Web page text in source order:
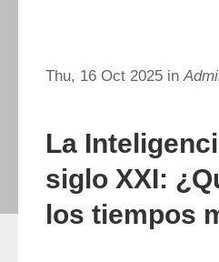
Thu, 16 Oct 2025 in
La
siglo XXI:
los tiempos